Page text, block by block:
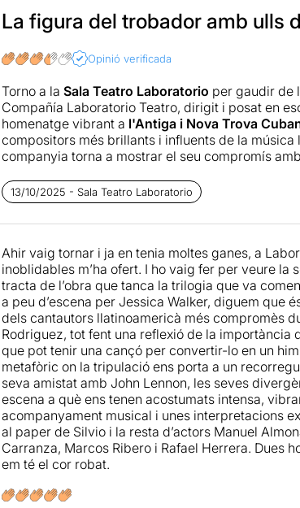
La figura del trobador amb ulls
Opinió verificada
Torno a la Sala Teatro Laboratorio per gaudir de
Compañía Laboratorio Teatro, dirigit i posat en
homenatge vibrant a l'Antiga i Nova Trova
compositors més brillants i influents de la
companyia torna a mostrar el seu compromís
musical que ha marcat generacions. Com sempre
pas dins l'espai tens la sensació d'entrar en una
sala que hagi visitat. Hi ha alguna cosa en
una marca pròpia de la sala i de la companyia,
procés que comença abans fins i tot que marxes
Al finalitzar la funció,Jessica Walkerha demanat
personatge, com s'han sentit en el procés
un moment força interessant per comprendre
han viscut els diferents actors, reflecteix el
recordin.
Possiblement, el que menys m'ha agradat de la
13/10/2025 - Sala Teatro Laboratorio
Ahir vaig tornar i ja en tenia moltes ganes, a
inoblidables m’ha ofert. I ho vaig fer per veure la
tracta de l’obra que tanca la trilogia que va
a peu d’escena per Jessica Walker, diguem que
dels cantautors llatinoamericà més compromès
Rodriguez, tot fent una reflexió de la
que pot tenir una cançó per convertir-lo en un
metafòric on la tripulació ens porta a un
seva amistat amb John Lennon, les seves
escena a què ens tenen acostumats intensa,
acompanyament musical i unes interpretacions
al paper de Silvio i la resta d’actors Manuel
Carranza, Marcos Ribero i Rafael Herrera. Dues
em té el cor robat.